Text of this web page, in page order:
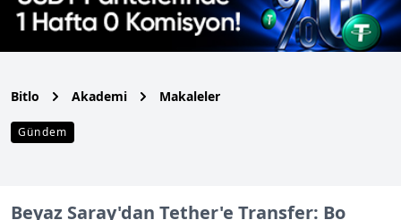
Bitlo Akademi Makaleler
Gündem
Beyaz Saray'dan Tether'e Transfer: Bo